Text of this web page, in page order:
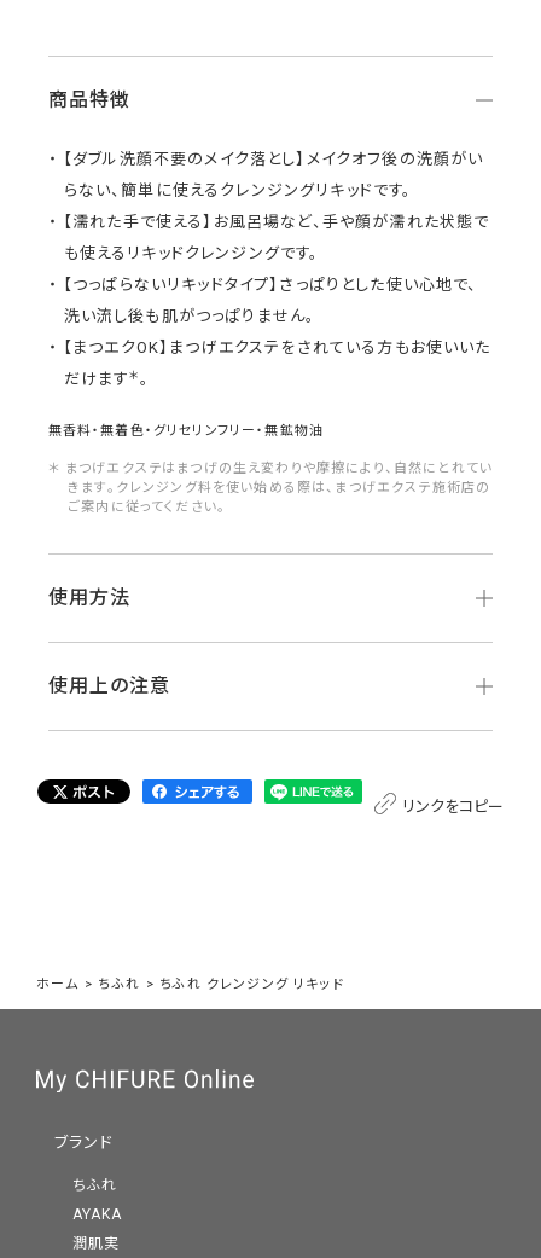
商品特徴
【ダブル洗顔不要のメイク落とし】メイクオフ後の洗顔がい
らない、簡単に使えるクレンジングリキッドです。
【濡れた手で使える】お風呂場など、手や顔が濡れた状態で
も使えるリキッドクレンジングです。
【つっぱらないリキッドタイプ】さっぱりとした使い心地で、
洗い流し後も肌がつっぱりません。
【まつエクOK】まつげエクステをされている方もお使いいた
だけます＊ 。
無香料・無着色・グリセリンフリー・無鉱物油
＊ まつげエクステはまつげの生え変わりや摩擦により、自然にとれてい
きます。クレンジング料を使い始める際は、まつげエクステ施術店の
ご案内に従ってください。
使用方法
使用上の注意
リンクをコピー
ホーム > ちふれ > ちふれ クレンジング リキッド
ブランド
ちふれ
AYAKA
潤肌実